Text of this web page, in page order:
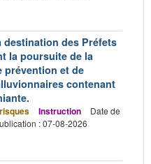
destination des Préfets
la poursuite de la
prévention et de
contenant
Instruction
Date de
: 07-08-2026